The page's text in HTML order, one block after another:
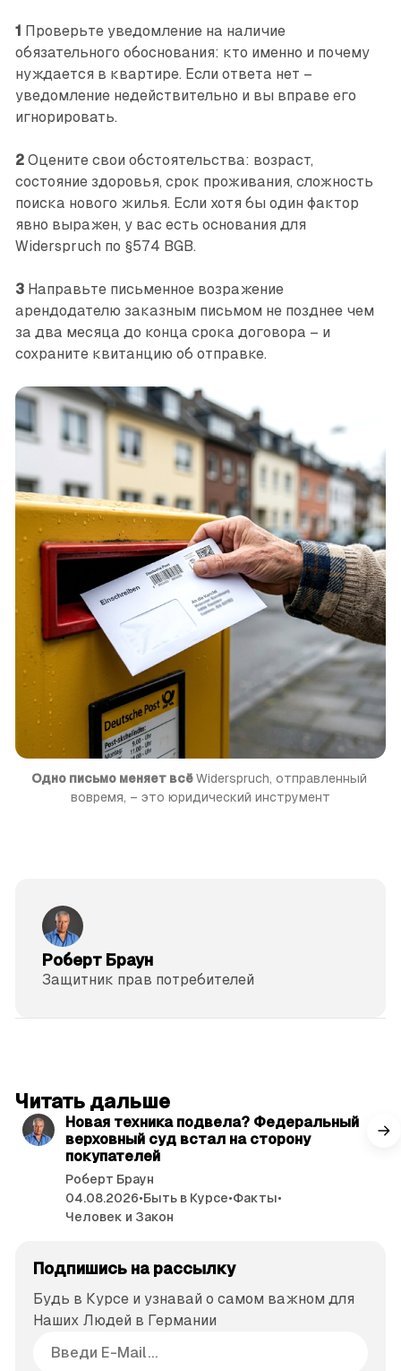
1 Проверьте уведомление на наличие
обязательного обос­нования: кто именно и почему
нуждается в квартире. Если ответа нет –
уведомление недействительно и вы вправе его
игнорировать.
2 Оцените свои обстоятельства: возраст,
состояние здоровья, срок проживания, сложность
поиска нового жилья. Если хотя бы один фактор
явно выражен, у вас есть основания для
Widerspruch по §574 BGB.
3 Направьте письменное возражение
арендодателю заказным письмом не позднее чем
за два месяца до конца срока договора – и
сохраните квитанцию об отправке.
Одно письмо меняет всё Widerspruch, отправленный
вовремя, – это юридический инструмент
Роберт Браун
Защитник прав потре­бителей
Читать дальше
Новая техника подвела? Федеральный
верховный суд встал на сторону
покупателей
Роберт Браун
04.08.2026•Быть в Курсе•Факты•
Человек и Закон
Подпишись на рассылку
Будь в Курсе и узнавай о самом важном для
Наших Людей в Германии